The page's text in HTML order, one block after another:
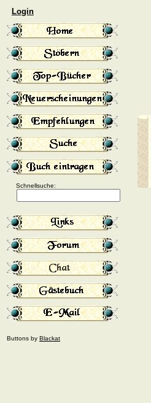
Login
Schnellsuche:
Buttons by Blackat